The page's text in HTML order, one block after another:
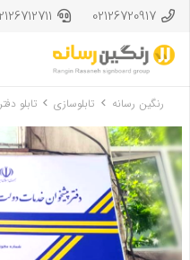
02126720917
رنگین رسانه تابلوسازی تابلو